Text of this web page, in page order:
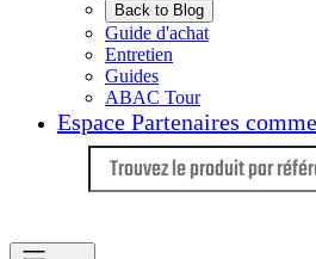
Back to Blog
Guide d'achat
Entretien
Guides
ABAC Tour
Espace Partenaires